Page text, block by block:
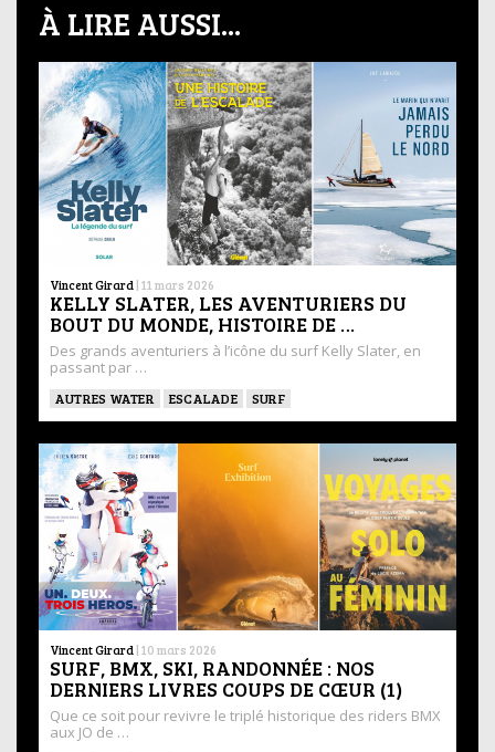
À LIRE AUSSI...
Vincent Girard | 11 mars 2026
KELLY SLATER, LES AVENTURIERS DU
BOUT DU MONDE, HISTOIRE DE …
Des grands aventuriers à l’icône du surf Kelly Slater, en
passant par …
AUTRES WATER ESCALADE SURF
Vincent Girard | 10 mars 2026
SURF, BMX, SKI, RANDONNÉE : NOS
DERNIERS LIVRES COUPS DE CŒUR (1)
Que ce soit pour revivre le triplé historique des riders BMX
aux JO de …